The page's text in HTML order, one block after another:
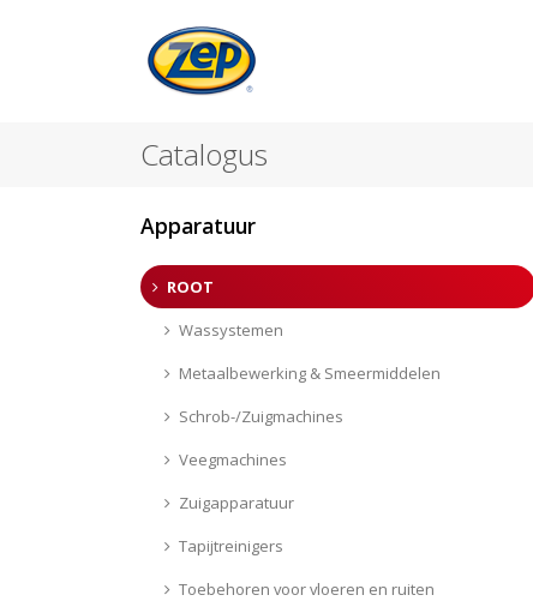
Catalogus
Apparatuur
ROOT
Wassystemen
Metaalbewerking & Smeermiddelen
Schrob-/Zuigmachines
Veegmachines
Zuigapparatuur
Tapijtreinigers
Toebehoren voor vloeren en ruiten